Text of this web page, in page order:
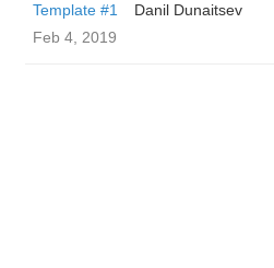
Template #1
Danil Dunaitsev
Feb 4, 2019